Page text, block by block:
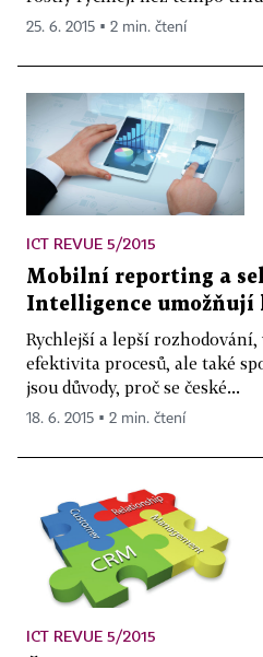
25. 6. 2015 ▪ 2 min. čtení
ICT REVUE 5/2015
Mobilní reporting a
Intelligence umožňují
Rychlejší a lepší
efektivita procesů, ale také
jsou důvody, proč se české...
18. 6. 2015 ▪ 2 min. čtení
ICT REVUE 5/2015